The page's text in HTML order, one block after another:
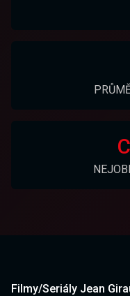
Filmy/Seriály Jean